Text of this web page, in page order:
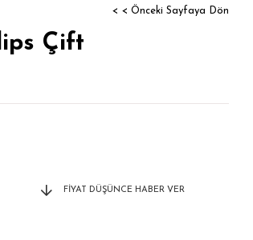
< < Önceki Sayfaya Dön
Çift
FIYAT DÜŞÜNCE HABER VER